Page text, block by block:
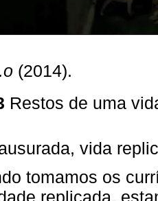
(2014).
Restos de uma
vida
tomamos os
replicada,